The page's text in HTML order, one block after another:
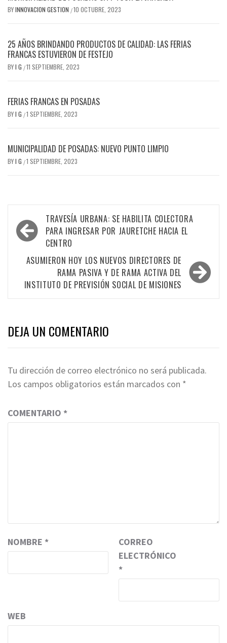
BYINNOVACION GESTION /10 OCTUBRE, 2023
25 AÑOS BRINDANDO PRODUCTOS DE CALIDAD: LAS FERIAS
FRANCAS ESTUVIERON DE FESTEJO
BYI G /11 SEPTIEMBRE, 2023
FERIAS FRANCAS EN POSADAS
BYI G /1 SEPTIEMBRE, 2023
MUNICIPALIDAD DE POSADAS: NUEVO PUNTO LIMPIO
BYI G /1 SEPTIEMBRE, 2023
Navegación
de
entradas
TRAVESÍA URBANA: SE HABILITA COLECTORA
PARA INGRESAR POR JAURETCHE HACIA EL
CENTRO
ASUMIERON HOY LOS NUEVOS DIRECTORES DE
RAMA PASIVA Y DE RAMA ACTIVA DEL
INSTITUTO DE PREVISIÓN SOCIAL DE MISIONES
DEJA UN COMENTARIO
Tu dirección de correo electrónico no será publicada.
Los campos obligatorios están marcados con *
COMENTARIO *
NOMBRE *
CORREO
ELECTRÓNICO
*
WEB